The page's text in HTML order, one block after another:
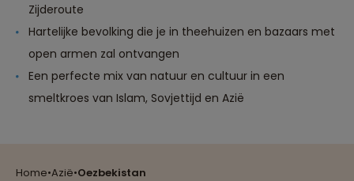
Home•Azië•Oezbekistan
Zijderoute
Hartelijke bevolking die je in theehuizen en bazaars met
open armen zal ontvangen
Een perfecte mix van natuur en cultuur in een
smeltkroes van Islam, Sovjettijd en Azië